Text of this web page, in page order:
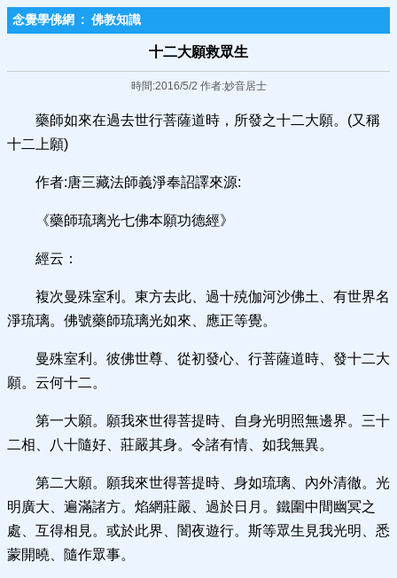
念覺學佛網 : 佛教知識
十二大願救眾生
時間:2016/5/2 作者:妙音居士
藥師如來在過去世行菩薩道時，所發之十二大願。(又稱
十二上願)
作者:唐三藏法師義淨奉詔譯來源:
《藥師琉璃光七佛本願功德經》
經云：
複次曼殊室利。東方去此、過十殑伽河沙佛土、有世界名
淨琉璃。佛號藥師琉璃光如來、應正等覺。
曼殊室利。彼佛世尊、從初發心、行菩薩道時、發十二大
願。云何十二。
第一大願。願我來世得菩提時、自身光明照無邊界。三十
二相、八十隨好、莊嚴其身。令諸有情、如我無異。
第二大願。願我來世得菩提時、身如琉璃、內外清徹。光
明廣大、遍滿諸方。焰網莊嚴、過於日月。鐵圍中間幽冥之
處、互得相見。或於此界、闇夜遊行。斯等眾生見我光明、悉
蒙開曉、隨作眾事。